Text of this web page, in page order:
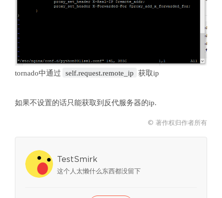
tornado中通过 self.request.remote_ip 获取ip
如果不设置的话只能获取到反代服务器的ip.
© 著作权归作者所有
TestSmirk
这个人太懒什么东西都没留下